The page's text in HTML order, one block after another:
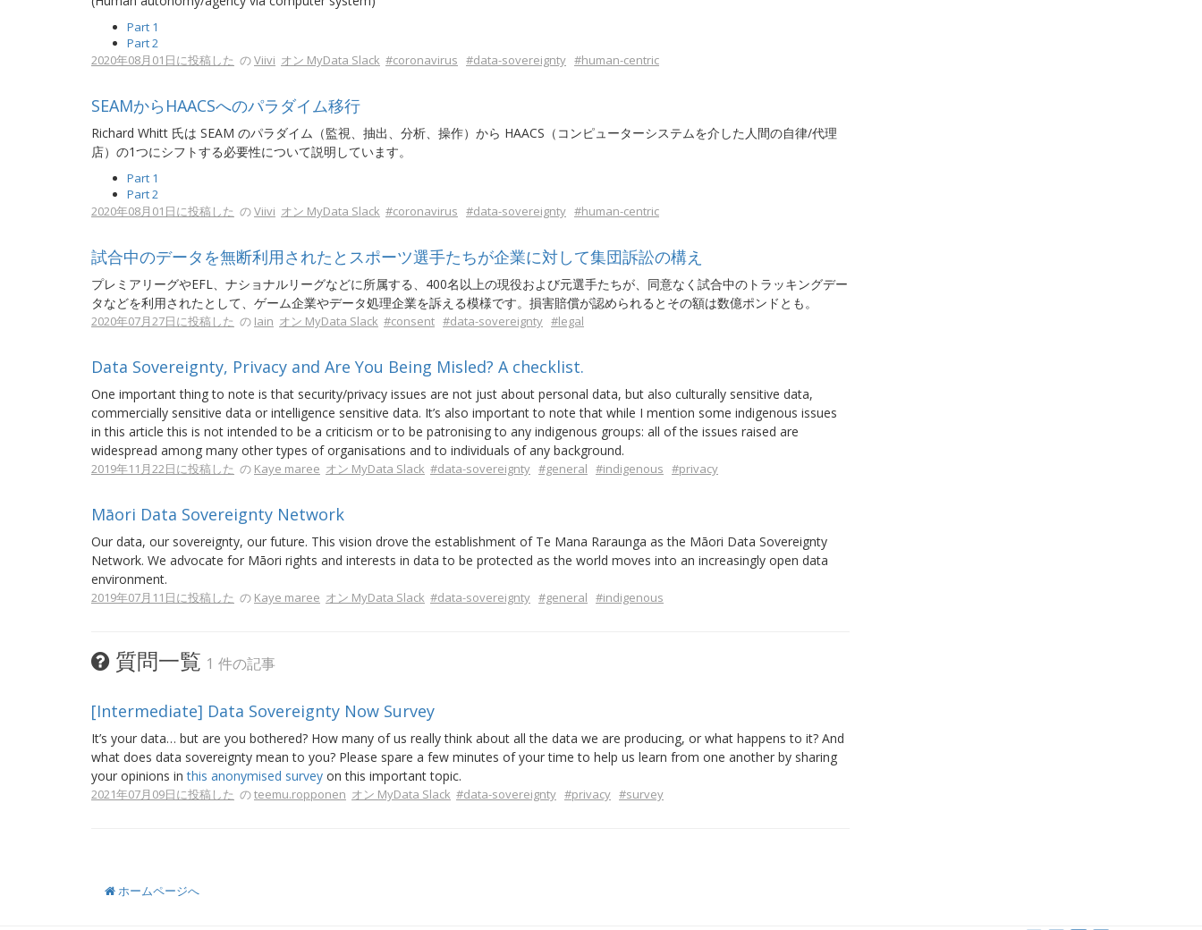
Part 1
Part 2
2020年08月01日に投稿した のViivi オン MyData Slack #coronavirus #data-sovereignty #human-centric
SEAMからHAACSへのパラダイム移行
Richard Whitt 氏は SEAM のパラダイム（監視、抽出、分析、操作）から HAACS（コンピューターシステムを介した人間の自律/代理
店）の1つにシフトする必要性について説明しています。
Part 1
Part 2
2020年08月01日に投稿した のViivi オン MyData Slack #coronavirus #data-sovereignty #human-centric
試合中のデータを無断利用されたとスポーツ選手たちが企業に対して集団訴訟の構え
プレミアリーグやEFL、ナショナルリーグなどに所属する、400名以上の現役および元選手たちが、同意なく試合中のトラッキングデー
タなどを利用されたとして、ゲーム企業やデータ処理企業を訴える模様です。損害賠償が認められるとその額は数億ポンドとも。
2020年07月27日に投稿した の Iain オン MyData Slack #consent #data-sovereignty #legal
Data Sovereignty, Privacy and Are You Being Misled? A checklist.
One important thing to note is that security/privacy issues are not just about personal data, but also culturally sensitive data,
commercially sensitive data or intelligence sensitive data. It’s also important to note that while I mention some indigenous issues
in this article this is not intended to be a criticism or to be patronising to any indigenous groups: all of the issues raised are
widespread among many other types of organisations and to individuals of any background.
2019年11月22日に投稿した の Kaye maree オン MyData Slack #data-sovereignty #general #indigenous #privacy
Māori Data Sovereignty Network
Our data, our sovereignty, our future. This vision drove the establishment of Te Mana Raraunga as the Māori Data Sovereignty
Network. We advocate for Māori rights and interests in data to be protected as the world moves into an increasingly open data
environment.
2019年07月11日に投稿した の Kaye maree オン MyData Slack #data-sovereignty #general #indigenous
質問一覧 1 件の記事
[Intermediate] Data Sovereignty Now Survey
It’s your data… but are you bothered? How many of us really think about all the data we are producing, or what happens to it? And
what does data sovereignty mean to you? Please spare a few minutes of your time to help us learn from one another by sharing
your opinions inthis anonymised survey on this important topic.
2021年07月09日に投稿した のteemu.ropponen オン MyData Slack #data-sovereignty #privacy #survey
ホームページへ